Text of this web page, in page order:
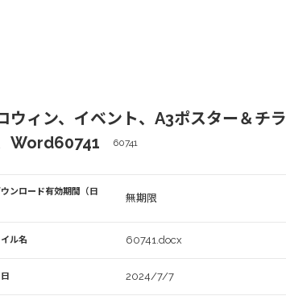
ウィン、イベント、A3ポスター＆チラ
Word60741
60741
ンロード有効期間（日
無期限
ル名 60741.docx
2024/7/7